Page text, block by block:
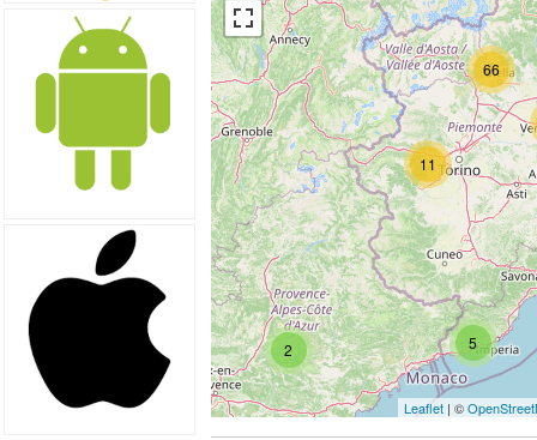
5
2
11
66
Leaflet | ©